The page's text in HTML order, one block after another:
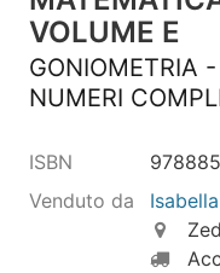
VOLUME E
GONIOMETRIA
NUMERI
ISBN
Venduto da